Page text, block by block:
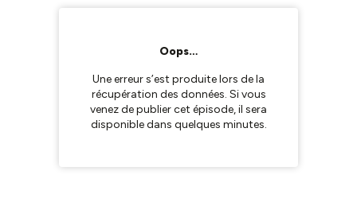
Oops…
Une erreur s’est produite lors de la
récupération des données. Si vous
venez de publier cet épisode, il sera
disponible dans quelques minutes.